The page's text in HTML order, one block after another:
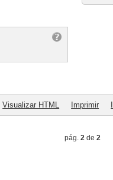
Visualizar HTML Imprimir
pág.2 de2